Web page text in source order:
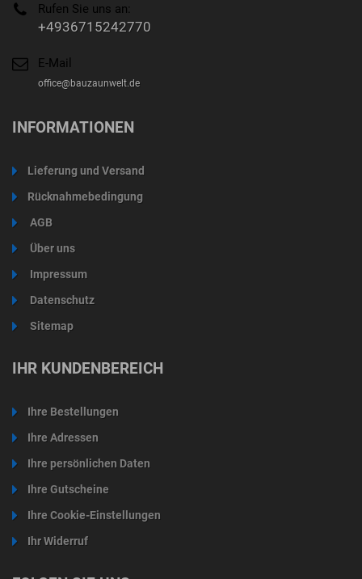
Rufen Sie uns an:
+4936715242770
E-Mail
office@bauzaunwelt.de
INFORMATIONEN
Lieferung und Versand
Rücknahmebedingung
AGB
Über uns
Impressum
Datenschutz
Sitemap
IHR KUNDENBEREICH
Ihre Bestellungen
Ihre Adressen
Ihre persönlichen Daten
Ihre Gutscheine
Ihre Cookie-Einstellungen
Ihr Widerruf